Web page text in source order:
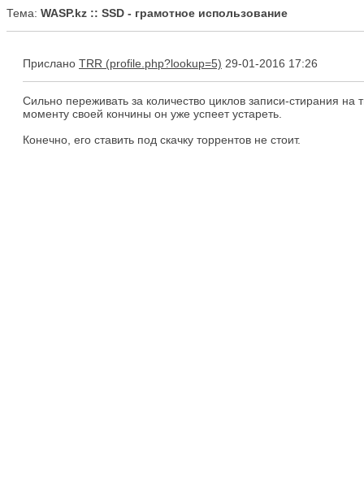
Тема: WASP.kz :: SSD - грамотное использование
Прислано TRR 29-01-2016 17:26
Сильно переживать за количество циклов записи-стирания
моменту своей кончины он уже успеет устареть.
Конечно, его ставить под скачку торрентов не стоит.